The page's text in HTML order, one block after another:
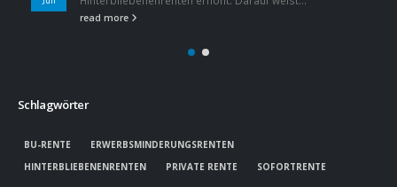
read more
Schlagwörter
BU-RENTE
ERWERBSMINDERUNGSRENTEN
HINTERBLIEBENENRENTEN
PRIVATE RENTE SOFORTRENTE